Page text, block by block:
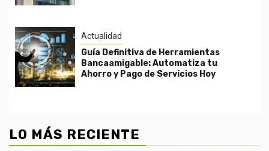
Actualidad
Guía Definitiva de Herramientas
Bancaamigable: Automatiza tu
Ahorro y Pago de Servicios Hoy
LO MÁS RECIENTE